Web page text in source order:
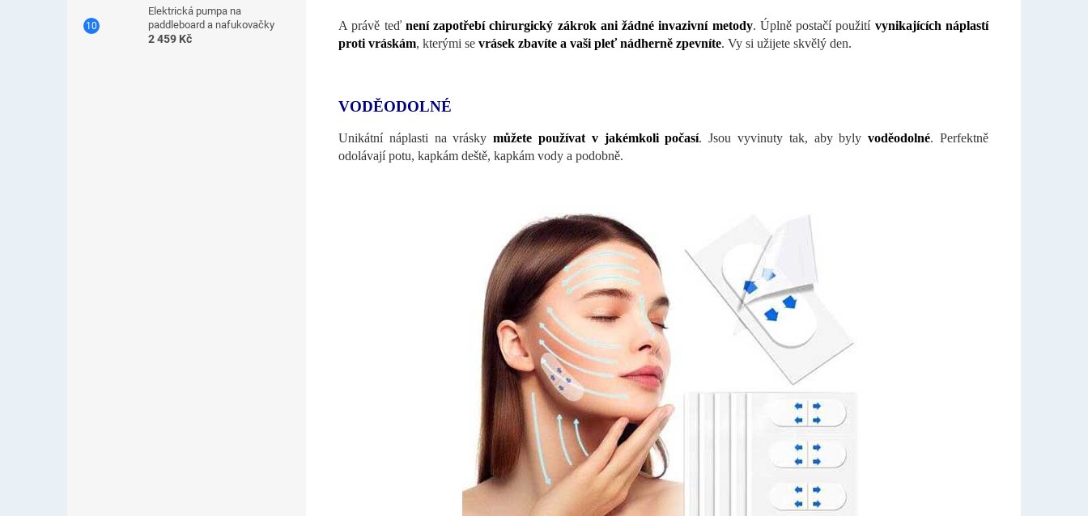
Elektrická pumpa na
paddleboard a nafukovačky
2 459 Kč
A právě teď není zapotřebí chirurgický zákrok ani žádné invazivní metody. Úplně postačí použití vynikajících náplastí
proti vráskám, kterými se vrásek zbavíte a vaši pleť nádherně zpevníte. Vy si užijete skvělý den.
VODĚODOLNÉ
Unikátní náplasti na vráskymůžete používat v jakémkoli počasí. Jsou vyvinuty tak, aby bylyvoděodolné. Perfektně
odolávají potu, kapkám deště, kapkám vody a podobně.